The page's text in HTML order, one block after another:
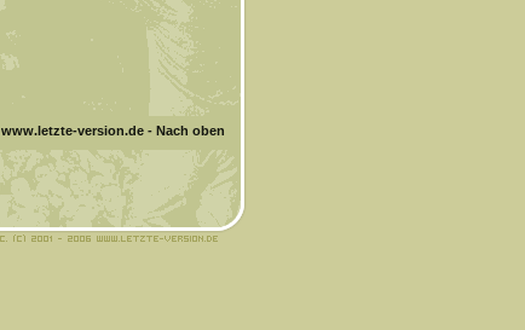
www.letzte-version.de- Nach oben